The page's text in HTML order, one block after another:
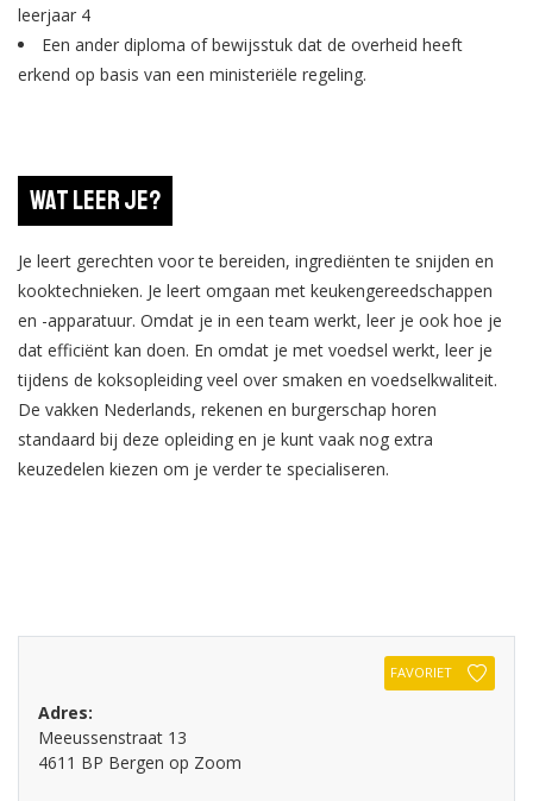
leerjaar 4
Een ander diploma of bewijsstuk dat de overheid heeft
erkend op basis van een ministeriële regeling.
Wat leer je?
Je leert gerechten voor te bereiden, ingrediënten te snijden en
kooktechnieken. Je leert omgaan met keukengereedschappen
en -apparatuur. Omdat je in een team werkt, leer je ook hoe je
dat efficiënt kan doen. En omdat je met voedsel werkt, leer je
tijdens de koksopleiding veel over smaken en voedselkwaliteit.
De vakken Nederlands, rekenen en burgerschap horen
standaard bij deze opleiding en je kunt vaak nog extra
keuzedelen kiezen om je verder te specialiseren.
FAVORIET
Adres:
Meeussenstraat 13
4611 BP Bergen op Zoom